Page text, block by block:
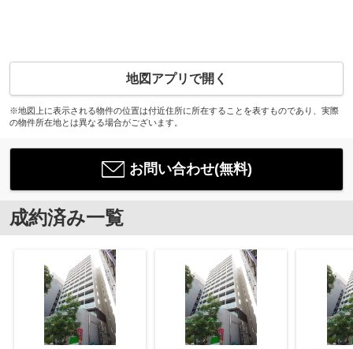
地図アプリで開く
※地図上に表示される物件の位置は付近住所に所在することを表すものであり、実際
の物件所在地とは異なる場合がございます。
お問い合わせ(無料)
成約済み一覧